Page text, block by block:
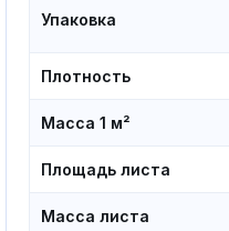
Упаковка
Плотность
Масса 1 м²
Площадь листа
Масса листа